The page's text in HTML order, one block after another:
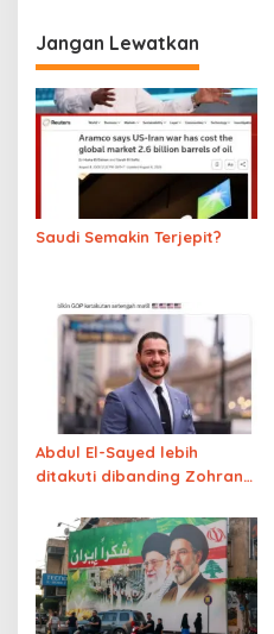
Jangan Lewatkan
Saudi Semakin Terjepit?
Abdul El-Sayed lebih
ditakuti dibanding Zohran